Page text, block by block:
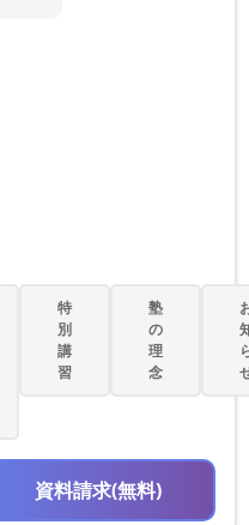
特
別
講
習
塾
の
理
念
資料請求(無料)